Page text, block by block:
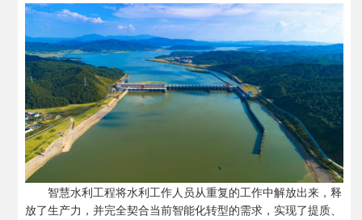
智慧水利工程将水利工作人员从重复的工作中解放出来，释
放了生产力，并完全契合当前智能化转型的需求，实现了提质、